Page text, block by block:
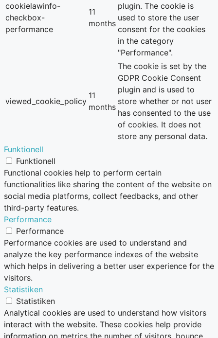
cookielawinfo-
checkbox-
performance
11
months
plugin. The cookie is
used to store the user
consent for the cookies
in the category
"Performance".
viewed_cookie_policy
11
months
The cookie is set by the
GDPR Cookie Consent
plugin and is used to
store whether or not user
has consented to the use
of cookies. It does not
store any personal data.
Funktionell
Funktionell
Functional cookies help to perform certain
functionalities like sharing the content of the website on
social media platforms, collect feedbacks, and other
third-party features.
Performance
Performance
Performance cookies are used to understand and
analyze the key performance indexes of the website
which helps in delivering a better user experience for the
visitors.
Statistiken
Statistiken
Analytical cookies are used to understand how visitors
interact with the website. These cookies help provide